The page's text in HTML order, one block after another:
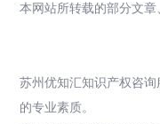
本网站所转载的部分文
苏州优知汇知识产权咨
的专业素质。